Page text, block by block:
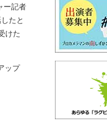
ー記者
たと
けた
ップ